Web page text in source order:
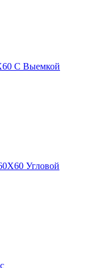
С Выемкой
Угловой